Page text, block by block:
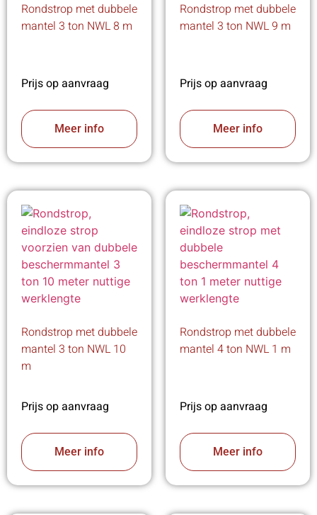
Rondstrop met dubbele
mantel 3 ton NWL 8 m
Prijs op aanvraag
Meer info
Rondstrop met dubbele
mantel 3 ton NWL 9 m
Prijs op aanvraag
Meer info
Rondstrop met dubbele
mantel 3 ton NWL 10
m
Prijs op aanvraag
Meer info
Rondstrop met dubbele
mantel 4 ton NWL 1 m
Prijs op aanvraag
Meer info